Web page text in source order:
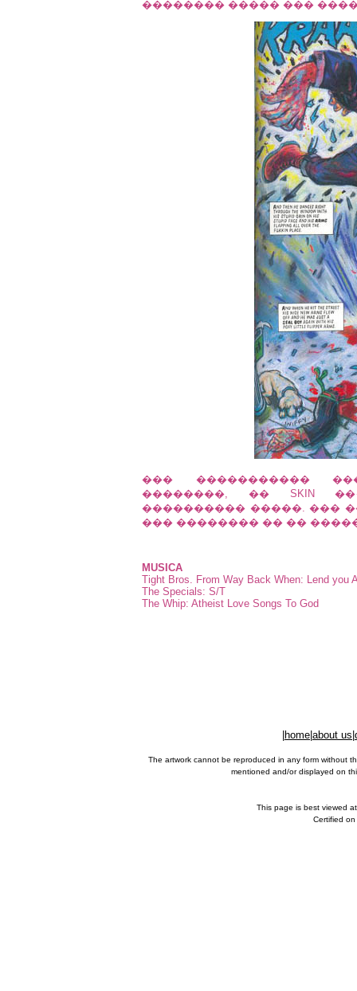
�������� ����� ���
��� �����������
��������, �� SKIN
���������� �����. ���
��� �������� �� ��
MUSICA
Tight Bros. From Way Back When: Lend you
The Specials: S/T
The Whip: Atheist Love Songs To God
home about us
The artwork cannot be reproduced in any form without
mentioned and/or displayed on
This page is best viewed
Certified on